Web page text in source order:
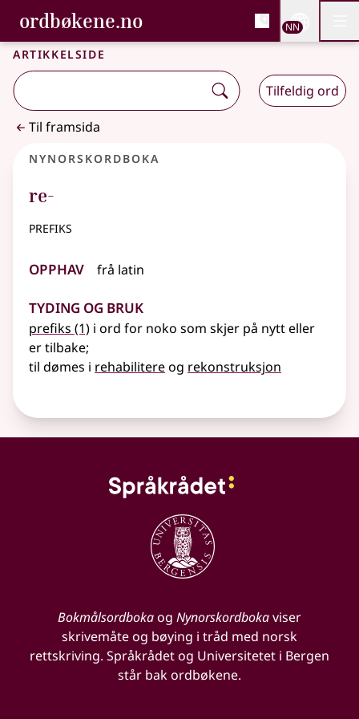
Gå til hovudinnhald
Tilgjenge
ordbøkene.no, Bokmålsordboka og
Bokmålsordboka og Nynorskordboka
NN
Artikkelside
Tilfeldig ord
Til framsida
Nynorskordboka
re-
prefiks
Opphav frå latin
Tyding og bruk
prefiks (1) i ord for noko som skjer på nytt eller
er tilbake;
til dømes i rehabilitereog rekonstruksjon
Bokmålsordbokaog Nynorskordbokaviser
skrivemåte og bøying i tråd med norsk
rettskriving. Språkrådet og Universitetet i Bergen
står bak ordbøkene.